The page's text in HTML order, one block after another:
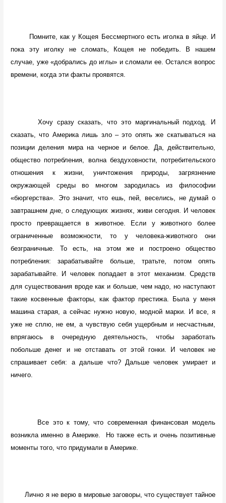
Помните, как у Кощея Бессмертного есть иголка в яйце. И
пока эту иголку не сломать, Кощея не победить. В нашем
случае, уже «добрались до иглы» и сломали ее. Остался вопрос
времени, когда эти факты проявятся.
Хочу сразу сказать, что это маргинальный подход. И
сказать, что Америка лишь зло – это опять же скатываться на
позиции деления мира на черное и белое. Да, действительно,
общество потребления, волна бездуховности, потребительского
отношения к жизни, уничтожения природы, загрязнение
окружающей среды во многом зародилась из философии
«бюргерства». Это значит, что ешь, пей, веселись, не думай о
завтрашнем дне, о следующих жизнях, живи сегодня. И человек
просто превращается в животное. Если у животного более
ограниченные возможности, то у человека-животного они
безграничные. То есть, на этом же и построено общество
потребления: зарабатывайте больше, тратьте, потом опять
зарабатывайте. И человек попадает в этот механизм. Средств
для существования вроде как и больше, чем надо, но наступают
такие косвенные факторы, как фактор престижа. Была у меня
машина старая, а сейчас нужно новую, модной марки. И все, я
уже не сплю, не ем, а чувствую себя ущербным и несчастным,
впрягаюсь в очередную деятельность, чтобы заработать
побольше денег и не отставать от этой гонки. И человек не
спрашивает себя: а дальше что? Дальше человек умирает и
ничего.
Все это к тому, что современная финансовая модель
возникла именно в Америке.
Но также есть и очень позитивные
моменты того, что придумали в Америке.
Лично я не верю в мировые заговоры, что существует тайное